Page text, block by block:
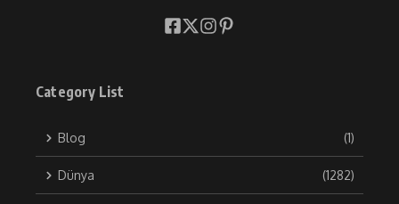
Category List
Blog (1)
Dünya (1282)